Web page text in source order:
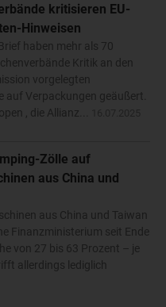
kritisieren EU-
Hinweisen
haben mehr als 70
Kritik an den
vorgelegten
auf Verpackungen geäußert.
, die Allianz...
Zölle auf
aus China und
aus China und Taiwan
Finanzministerium seit Ende
von 27 bis 63 Prozent – je
allerdings lediglich